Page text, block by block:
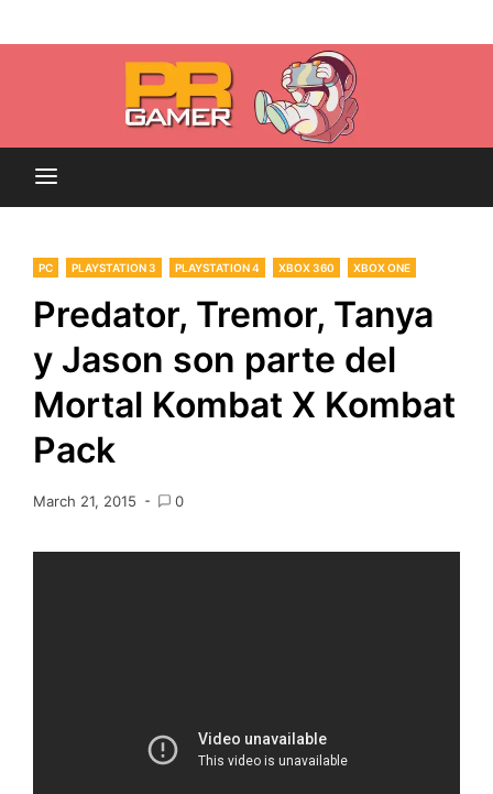
to
PR-Gamer
películas y series
PC PLAYSTATION 3 PLAYSTATION 4 XBOX 360 XBOX ONE
Predator, Tremor, Tanya
y Jason son parte del
Mortal Kombat X Kombat
Pack
March 21, 2015 0